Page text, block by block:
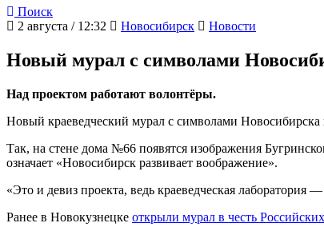
Поиск
2 августа / 12:32
Новосибирск Новости
Новый мурал с символами
Над проектом работают волонтёры.
Новый краеведческий мурал с символами
Так, на стене дома №66 появятся изображения
означает «Новосибирск развивает воображение».
«Это и девиз проекта, ведь краеведческая
Ранее в Новокузнецке открыли мурал в честь